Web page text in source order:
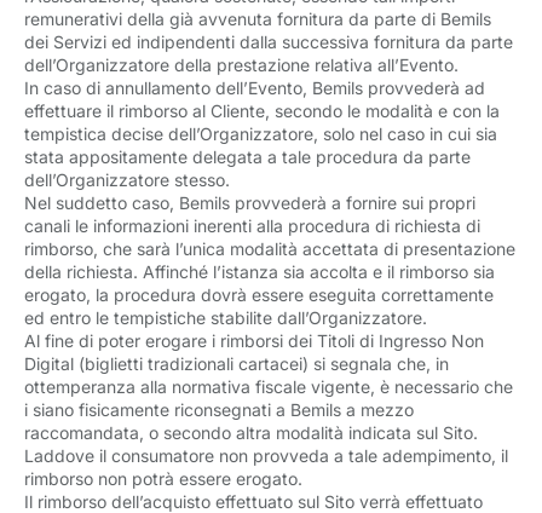
remunerativi della già avvenuta fornitura da parte di Bemils
dei Servizi ed indipendenti dalla successiva fornitura da parte
dell’Organizzatore della prestazione relativa all’Evento.
In caso di annullamento dell’Evento, Bemils provvederà ad
effettuare il rimborso al Cliente, secondo le modalità e con la
tempistica decise dell’Organizzatore, solo nel caso in cui sia
stata appositamente delegata a tale procedura da parte
dell’Organizzatore stesso.
Nel suddetto caso, Bemils provvederà a fornire sui propri
canali le informazioni inerenti alla procedura di richiesta di
rimborso, che sarà l’unica modalità accettata di presentazione
della richiesta. Affinché l’istanza sia accolta e il rimborso sia
erogato, la procedura dovrà essere eseguita correttamente
ed entro le tempistiche stabilite dall’Organizzatore.
Al fine di poter erogare i rimborsi dei Titoli di Ingresso Non
Digital (biglietti tradizionali cartacei) si segnala che, in
ottemperanza alla normativa fiscale vigente, è necessario che
i siano fisicamente riconsegnati a Bemils a mezzo
raccomandata, o secondo altra modalità indicata sul Sito.
Laddove il consumatore non provveda a tale adempimento, il
rimborso non potrà essere erogato.
Il rimborso dell’acquisto effettuato sul Sito verrà effettuato